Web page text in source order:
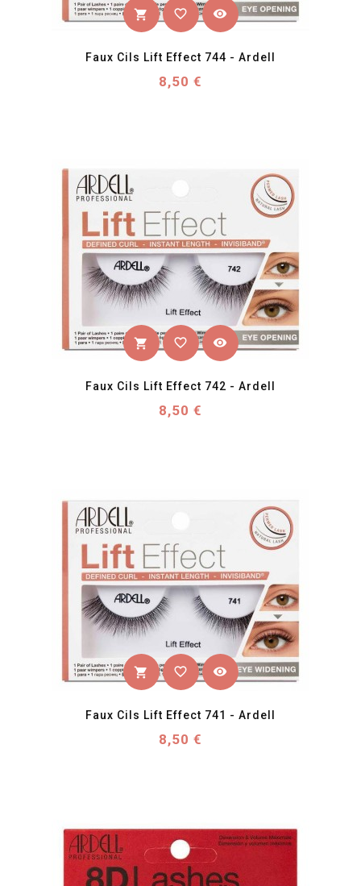
shopping_cart favorite_border visibility
Faux Cils Lift Effect 744 - Ardell
Prix
8,50 €
shopping_cart favorite_border visibility
Faux Cils Lift Effect 742 - Ardell
Prix
8,50 €
shopping_cart favorite_border visibility
Faux Cils Lift Effect 741 - Ardell
Prix
8,50 €